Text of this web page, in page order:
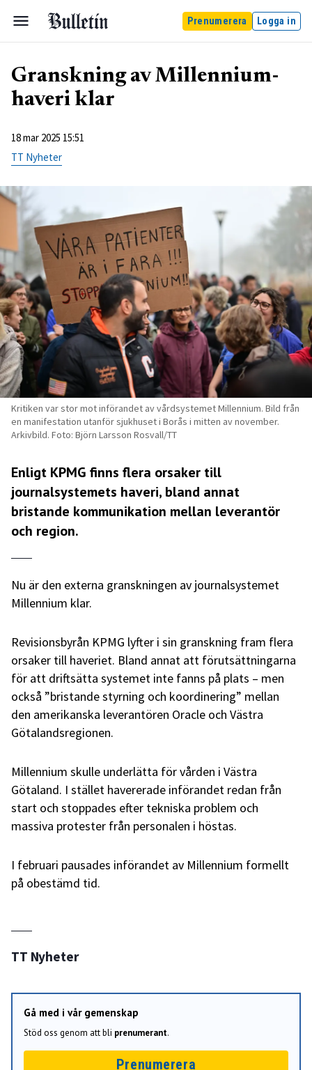
Prenumerera Logga in
Granskning av Millennium-
haveri klar
18 mar 2025 15:51
TT Nyheter
Kritiken var stor mot införandet av vårdsystemet Millennium. Bild från
en manifestation utanför sjukhuset i Borås i mitten av november.
Arkivbild. Foto: Björn Larsson Rosvall/TT
Enligt KPMG finns flera orsaker till
journalsystemets haveri, bland annat
bristande kommunikation mellan leverantör
och region.
Nu är den externa granskningen av journalsystemet
Millennium klar.
Revisionsbyrån KPMG lyfter i sin granskning fram flera
orsaker till haveriet. Bland annat att förutsättningarna
för att driftsätta systemet inte fanns på plats – men
också ”bristande styrning och koordinering” mellan
den amerikanska leverantören Oracle och Västra
Götalandsregionen.
Millennium skulle underlätta för vården i Västra
Götaland. I stället havererade införandet redan från
start och stoppades efter tekniska problem och
massiva protester från personalen i höstas.
I februari pausades införandet av Millennium formellt
på obestämd tid.
TT Nyheter
Gå med i vår gemenskap
Stöd oss genom att bli prenumerant.
Prenumerera